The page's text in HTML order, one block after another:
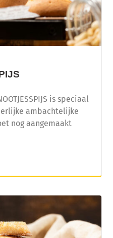
is speciaal
ambachtelijke
nog aangemaakt